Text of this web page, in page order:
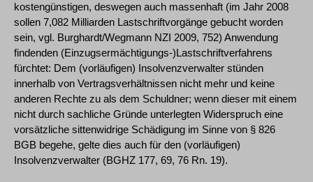
kostengünstigen, deswegen auch massenhaft (im Jahr 2008
sollen 7,082 Milliarden Lastschriftvorgänge gebucht worden
sein, vgl. Burghardt/Wegmann NZI 2009, 752) Anwendung
findenden (Einzugsermächtigungs-)Lastschriftverfahrens
fürchtet: Dem (vorläufigen) Insolvenzverwalter stünden
innerhalb von Vertragsverhältnissen nicht mehr und keine
anderen Rechte zu als dem Schuldner; wenn dieser mit einem
nicht durch sachliche Gründe unterlegten Widerspruch eine
vorsätzliche sittenwidrige Schädigung im Sinne von § 826
BGB begehe, gelte dies auch für den (vorläufigen)
Insolvenzverwalter (BGHZ 177, 69, 76 Rn. 19).